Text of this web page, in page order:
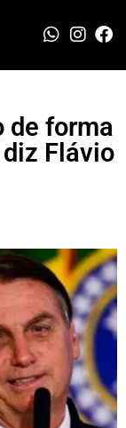
de forma
Flávio